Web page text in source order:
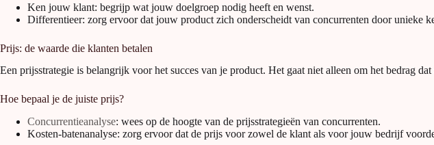
Ken jouw klant: begrijp wat jouw doelgroep nodig heeft en wenst.
Differentieer: zorg ervoor dat jouw product zich onderscheidt van concurrenten door unieke
Prijs: de waarde die klanten betalen
Een prijsstrategie is belangrijk voor het succes van je product. Het gaat niet alleen om het bedrag
Hoe bepaal je de juiste prijs?
Concurrentieanalyse: wees op de hoogte van de prijsstrategieën van concurrenten.
Kosten-batenanalyse: zorg ervoor dat de prijs voor zowel de klant als voor jouw bedrijf